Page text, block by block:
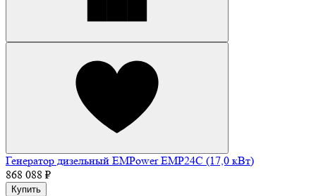
Генератор дизельный EMPower EMP24C (17,0 кВт)
868 088 ₽
Купить